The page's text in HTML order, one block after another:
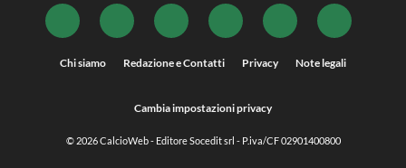
Chi siamo Redazione e Contatti Privacy Note legali
Cambia impostazioni privacy
© 2026CalcioWeb- Editore Socedit srl - P.iva/CF 02901400800